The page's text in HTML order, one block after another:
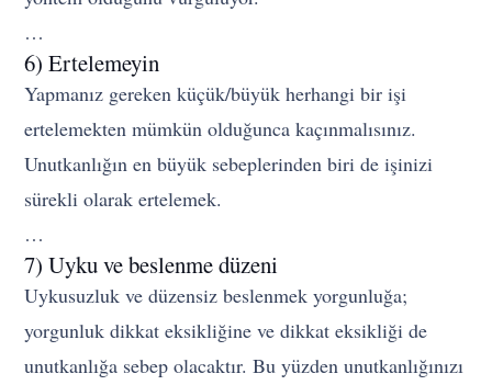
…
6) Ertelemeyin
Yapmanız gereken küçük/büyük herhangi bir işi
ertelemekten mümkün olduğunca kaçınmalısınız.
Unutkanlığın en büyük sebeplerinden biri de işinizi
sürekli olarak ertelemek.
…
7) Uyku ve beslenme düzeni
Uykusuzluk ve düzensiz beslenmek yorgunluğa;
yorgunluk dikkat eksikliğine ve dikkat eksikliği de
unutkanlığa sebep olacaktır. Bu yüzden unutkanlığınızı